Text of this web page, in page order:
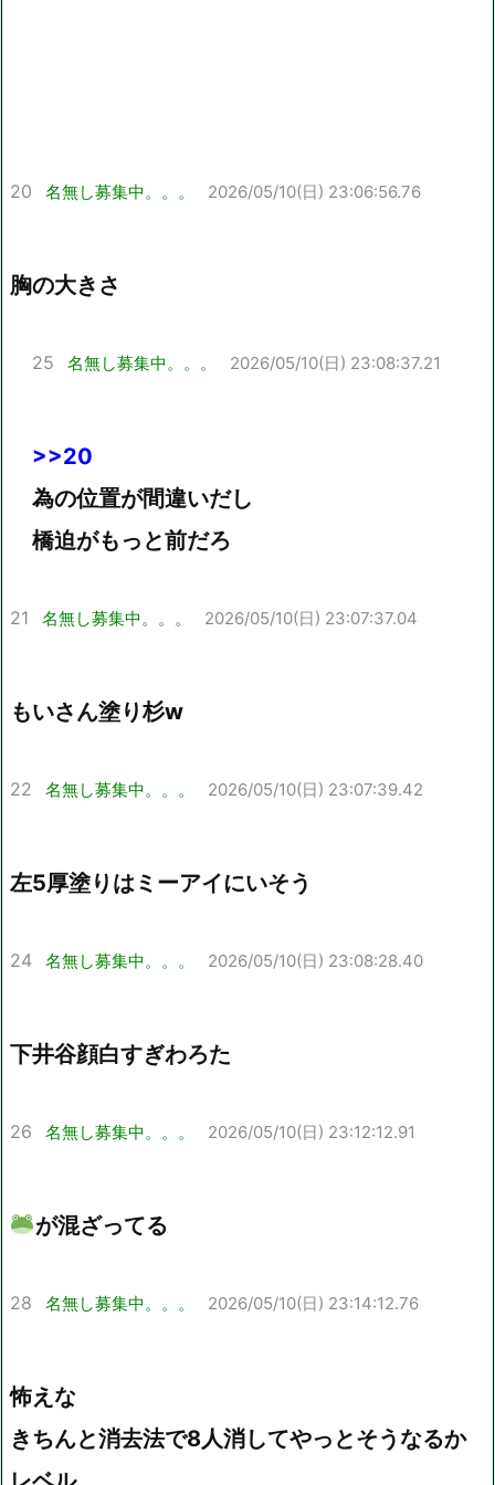
20 名無し募集中。。。 2026/05/10(日) 23:06:56.76
胸の大きさ
25 名無し募集中。。。 2026/05/10(日) 23:08:37.21
>>20
為の位置が間違いだし
橋迫がもっと前だろ
21 名無し募集中。。。 2026/05/10(日) 23:07:37.04
もいさん塗り杉w
22 名無し募集中。。。 2026/05/10(日) 23:07:39.42
左5厚塗りはミーアイにいそう
24 名無し募集中。。。 2026/05/10(日) 23:08:28.40
下井谷顔白すぎわろた
26 名無し募集中。。。 2026/05/10(日) 23:12:12.91
が混ざってる
28 名無し募集中。。。 2026/05/10(日) 23:14:12.76
怖えな
きちんと消去法で8人消してやっとそうなるか